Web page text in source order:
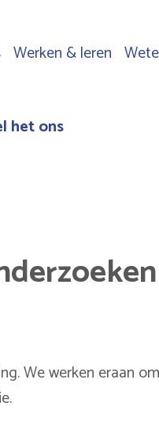
het ons
Werken & leren
We werken eraan